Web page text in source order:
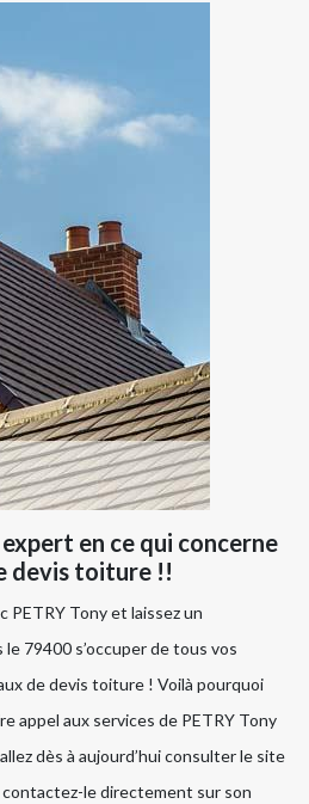
en ce qui concerne
devis toiture !!
PETRY Tony et laissez un
79400 s’occuper de tous vos
de devis toiture ! Voilà pourquoi
appel aux services de PETRY Tony
dès à aujourd’hui consulter le site
le directement sur son